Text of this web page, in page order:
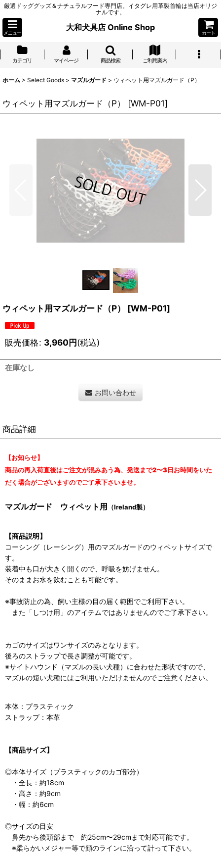
厳選ドッググッズ＆ナチュラルフード専門店。イタグレ用革製首輪は当店オリジ
ナルです。
メニュー
大和犬具店 Online Shop
カート
カテゴリ マイページ 商品検索 ご利用案内
ホーム > Select Goods > マズルガード > ウィペット用マズルガード（P）
ウィペット用マズルガード（P） [WM-P01]
ウィペット用マズルガード（P） [WM-P01]
販売価格: 3,960円(税込)
在庫なし
お問い合わせ
商品詳細
【お知らせ】
商品の再入荷直後はご注文が混みあう為、発送まで2〜3日お時間をいた
だく場合がございますのでご了承下さいませ。
マズルガード ウィペット用 （Ireland製）
【商品説明】
コーシング（レーシング）用のマズルガードのウィペットサイズで
す。
装着中も口が大きく開くので、呼吸を妨げません。
そのままお水を飲むことも可能です。
※事故防止の為、飼い主様の目の届く範囲でご利用下さい。
また「しつけ用」のアイテムではありませんのでご了承下さい。
カゴのサイズはワンサイズのみとなります。
後ろのストラップで長さ調整が可能です。
※サイトハウンド（マズルの長い犬種）に合わせた形状ですので、
マズルの短い犬種にはご利用いただけませんのでご注意ください。
本体：プラスティック
ストラップ：本革
【商品サイズ】
◎本体サイズ（プラスティックのカゴ部分）
・全長：約18cm
・高さ：約9cm
・幅：約6cm
◎サイズの目安
鼻先から後頭部まで 約25cm〜29cmまで対応可能です。
※柔らかいメジャー等で顔のラインに沿って計って下さい。